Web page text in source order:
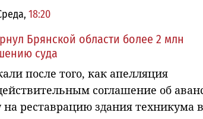
18:20
Брянской области более 2 млн
суда
после того, как апелляция
соглашение об
на реставрацию здания техникума в